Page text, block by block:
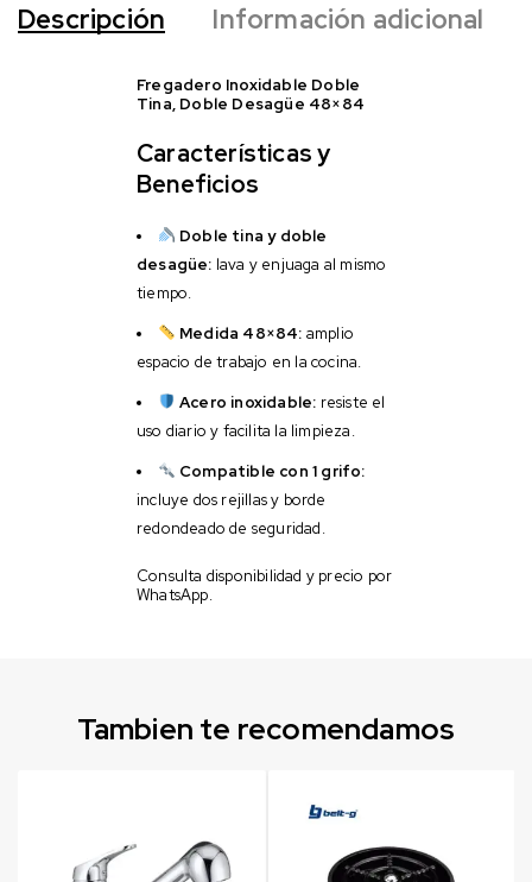
Descripción Información adicional
Fregadero Inoxidable Doble
Tina, Doble Desagüe 48×84
Características y
Beneficios
Doble tina y doble
desagüe: lava y enjuaga al mismo
tiempo.
Medida 48×84: amplio
espacio de trabajo en la cocina.
Acero inoxidable: resiste el
uso diario y facilita la limpieza.
Compatible con 1 grifo:
incluye dos rejillas y borde
redondeado de seguridad.
Consulta disponibilidad y precio por
WhatsApp.
Tambien te recomendamos